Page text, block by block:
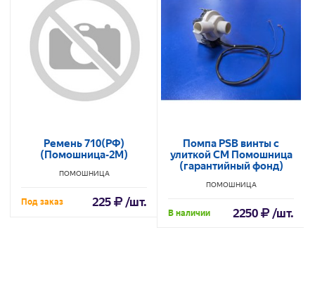
Ремень 710(РФ)
(Помошница-2М)
ПОМОШНИЦА
Под заказ 225 /шт.
Помпа PSB винты с
улиткой СМ Помошница
(гарантийный фонд)
ПОМОШНИЦА
В наличии 2250 /шт.